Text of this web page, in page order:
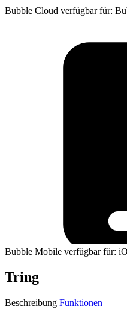
Bubble Cloud verfügbar für:
Bubble Mobile verfügbar für:
Tring
Beschreibung Funktionen